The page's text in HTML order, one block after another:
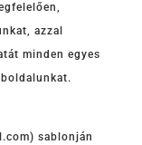
azzal
minden egyes
sablonján